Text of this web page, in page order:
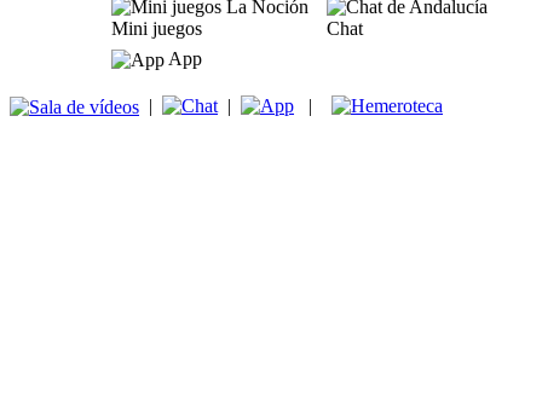
Mini juegos
Chat
App
| | |